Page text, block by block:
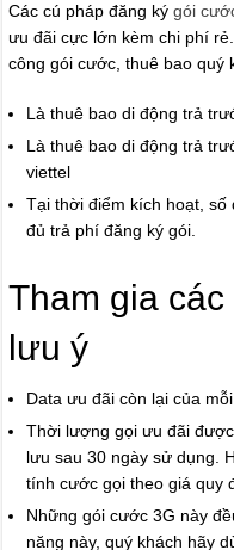
Các cú pháp đăng kýgói
ưu đãi cực lớn kèm chi phí
công gói cước, thuê bao quý
Là thuê bao di động trả
Là thuê bao di động trả
viettel
Tại thời điểm kích hoạt,
đủ trả phí đăng ký gói.
Tham gia các
lưu ý
Data ưu đãi còn lại của
Thời lượng gọi ưu đãi
lưu sau 30 ngày sử dụng.
tính cước gọi theo giá quy
Những gói cước 3G này
năng này, quý khách hãy